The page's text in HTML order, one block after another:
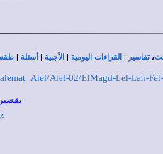
،تفاسير | القراءات اليومية | الأجبية | أسئلة |
Alef-02/ElMagd-Lel-Lah-